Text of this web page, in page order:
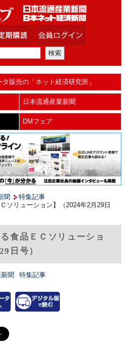
タ販売の「ネット経済研究所」
日本流通産業新聞
DMフェア
聞
特集記事
ソリューション】（2024年2月29日
食品ＥＣソリューショ
日号）
聞 特集記事